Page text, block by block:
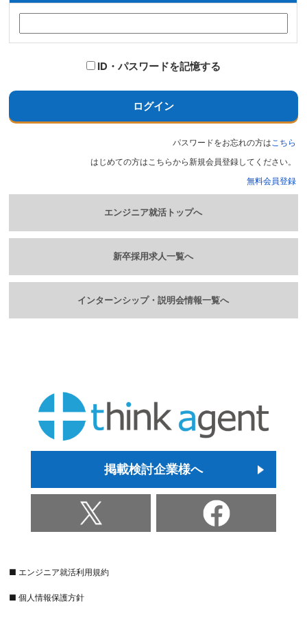
ID・パスワードを記憶する
ログイン
パスワードをお忘れの方はこちら
はじめての方はこちらから新規会員登録してください。
無料会員登録
エンジニア就活トップへ
新卒採用求人一覧へ
インターンシップ・説明会情報一覧へ
掲載検討企業様へ
■ エンジニア就活利用規約
■ 個人情報保護方針